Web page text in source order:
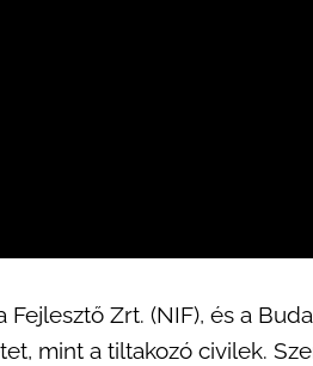
Zrt. (NIF), és a
mint a tiltakozó civilek.